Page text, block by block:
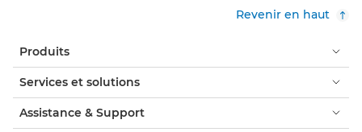
Revenir en haut
Produits
Services et solutions
Assistance & Support